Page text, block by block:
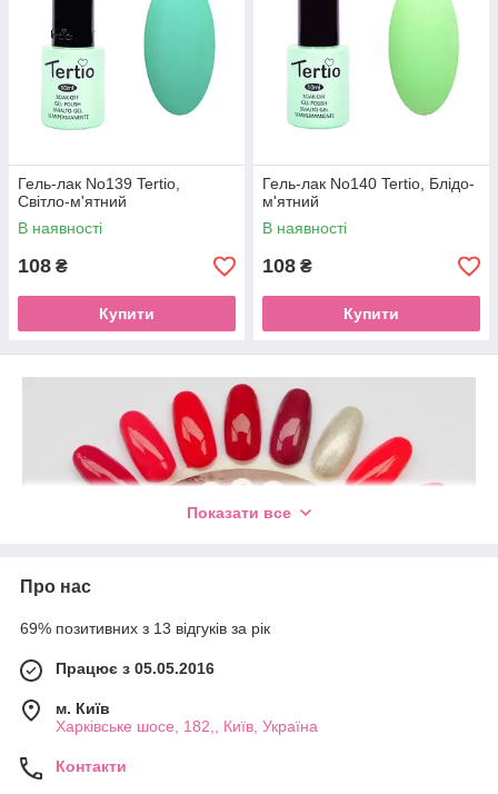
Гель-лак No139 Tertio,
Світло-м'ятний
В наявності
108 ₴
Купити
Гель-лак No140 Tertio, Блідо-
м'ятний
В наявності
108 ₴
Купити
Показати все
Про нас
69% позитивних з 13 відгуків за рік
Працює з 05.05.2016
м. Київ
Харківське шосе, 182,, Київ, Україна
Контакти